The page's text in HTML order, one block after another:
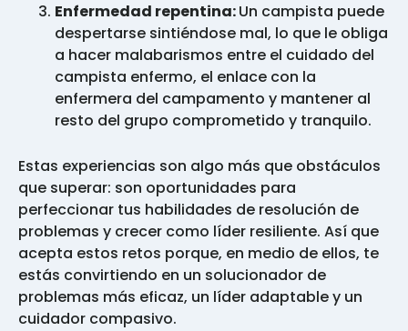
Enfermedad repentina:Un campista puede
despertarse sintiéndose mal, lo que le obliga
a hacer malabarismos entre el cuidado del
campista enfermo, el enlace con la
enfermera del campamento y mantener al
resto del grupo comprometido y tranquilo.
Estas experiencias son algo más que obstáculos
que superar: son oportunidades para
perfeccionar tus habilidades de resolución de
problemas y crecer como líder resiliente. Así que
acepta estos retos porque, en medio de ellos, te
estás convirtiendo en un solucionador de
problemas más eficaz, un líder adaptable y un
cuidador compasivo.